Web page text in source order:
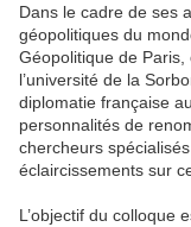
Dans le cadre de ses
géopolitiques du
Géopolitique de
l’université de la
diplomatie française
personnalités de
chercheurs
éclaircissements sur
L’objectif du colloque